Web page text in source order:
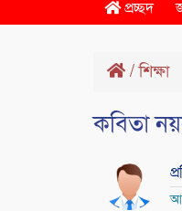
প্রচ্ছদ
/শিক্ষা
কবিতা